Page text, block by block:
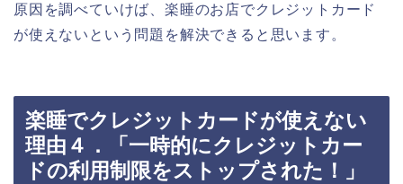
原因を調べていけば、楽睡のお店でクレジットカード
が使えないという問題を解決できると思います。
楽睡でクレジットカードが使えない
理由４．「一時的にクレジットカー
ドの利用制限をストップされた！」